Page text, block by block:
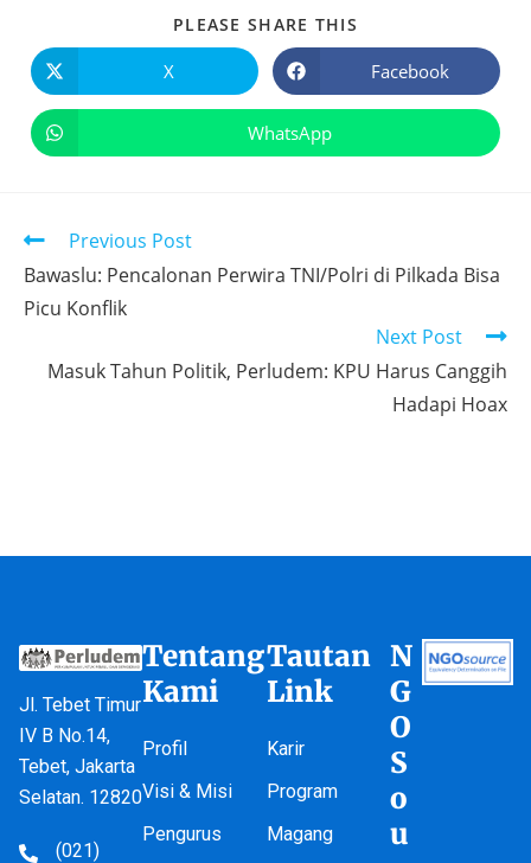
PLEASE SHARE THIS
X Facebook
WhatsApp
Previous Post
Bawaslu: Pencalonan Perwira TNI/Polri di Pilkada Bisa
Picu Konflik
Next Post
Masuk Tahun Politik, Perludem: KPU Harus Canggih
Hadapi Hoax
Jl. Tebet Timur
IV B No.14,
Tebet, Jakarta
Selatan. 12820
(021)
Tentang
Kami
Profil
Visi & Misi
Pengurus
Tautan
Link
Karir
Program
Magang
N
G
O
S
o
u